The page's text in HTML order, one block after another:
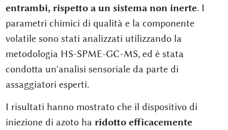
entrambi, rispetto a un sistema non inerte. I
parametri chimici di qualità e la componente
volatile sono stati analizzati utilizzando la
metodologia HS-SPME-GC-MS, ed è stata
condotta un'analisi sensoriale da parte di
assaggiatori esperti.
I risultati hanno mostrato che il dispositivo di
iniezione di azoto ha ridotto efficacemente